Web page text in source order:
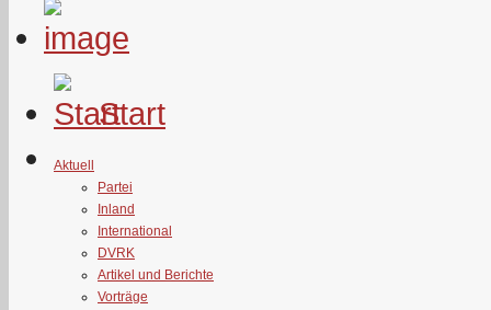
Start
Aktuell
Partei
Inland
International
DVRK
Artikel und Berichte
Vorträge